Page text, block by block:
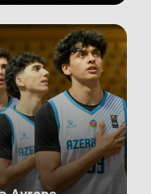
Şimali Makedoniya
isə ilk onluqda qərarlaşaraq
9-cu sırada bitirib.
boyu göstərdiyi
sayəsində ümumi
düz 10 ölkəni geridə
bacarıb. Basketbolçularımız
Niderland, İsveçrə,
Danimarka, Estoniya,
Ermənistan, Albaniya və
kimi komandaları üstəliyə
bir gərgin rəqabət
qazanılan 11-ci yer gənc